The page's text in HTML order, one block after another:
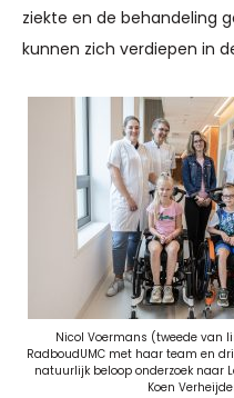
ziekte en de behandeling
kunnen zich verdiepen in
Nicol Voermans (tweede van
RadboudUMC met haar team en
natuurlijk beloop onderzoek naar
Koen